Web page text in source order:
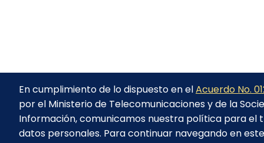
En cumplimiento de lo dispuesto en elAcuerdo No.
por el Ministerio de Telecomunicaciones y de la
Información, comunicamos nuestra política para el
datos personales. Para continuar navegando en